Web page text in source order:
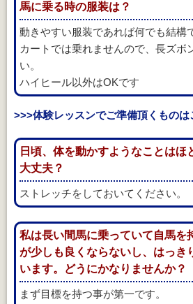
馬に乗る時の服装は？
動きやすい服装であれば何でも結構
カートでは乗れませんので、長ズボ
い。
ハイヒール以外はOKです
>>>体験レッスンでご準備頂くものは
日頃、体を動かすようなことはほ
大丈夫？
ストレッチをしておいてください。
私は長い間馬に乗っていて自馬を
が少しも良くならないし、はっき
います。どうにかなりませんか？
まず目標を持つ事が第一です。